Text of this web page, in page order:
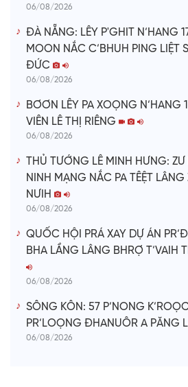
06/08/2026
ĐÀ NẴNG: LÊY P'GHIT N’HANG
MOON NẮC C’BHUH PING LIỆT
ĐỨC
06/08/2026
BƠƠN LÊY PA XOỌNG N’HANG
VIÊN LÊ THỊ RIÊNG
06/08/2026
THỦ TƯỚNG LÊ MINH HƯNG: ZƯ
NINH MẠNG NẮC PA TÊỆT
NƯIH
06/08/2026
QUỐC HỘI PRÁ XAY DỰ ÁN
BHA LẦNG LÂNG BHRỢ T’VAIH
06/08/2026
SÔNG KÔN: 57 P’NONG
PR’LOỌNG ĐHANUÔR A PĂNG
06/08/2026